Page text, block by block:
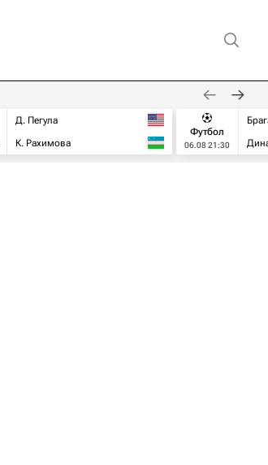
Д. Пегула
К. Рахимова
Футбол
06.08 21:30